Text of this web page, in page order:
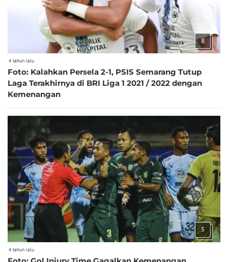
8
4 tahun lalu
Foto: Kalahkan Persela 2-1, PSIS Semarang Tutup
Laga Terakhirnya di BRI Liga 1 2021 / 2022 dengan
Kemenangan
5
4 tahun lalu